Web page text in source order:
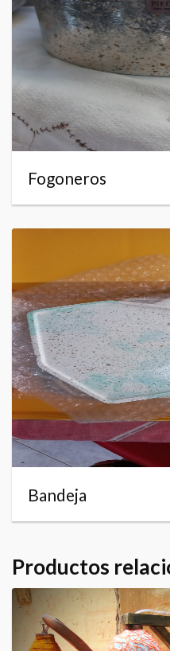
Fogoneros
Bandeja
Productos